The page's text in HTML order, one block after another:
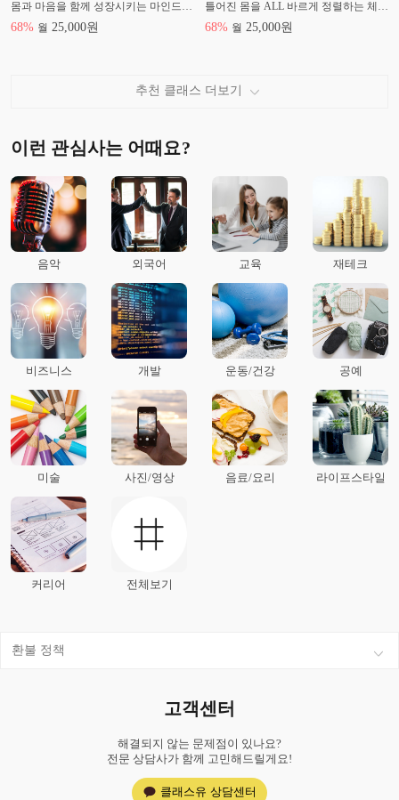
68% 월 25,000원 68% 월 25,000원
추천 클래스 더보기
이런 관심사는 어때요?
음악 외국어 교육 재테크
비즈니스 개발 운동/건강 공예
미술 사진/영상 음료/요리 라이프스타일
커리어 전체보기
환불 정책
고객센터
해결되지 않는 문제점이 있나요?
전문 상담사가 함께 고민해드릴게요!
클래스유 상담센터